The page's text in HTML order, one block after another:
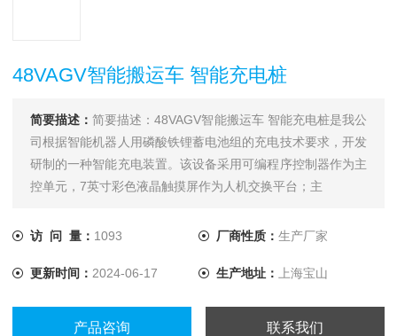
48VAGV智能搬运车 智能充电桩
简要描述：简要描述：48VAGV智能搬运车 智能充电桩是我公
司根据智能机器人用磷酸铁锂蓄电池组的充电技术要求，开发
研制的一种智能充电装置。该设备采用可编程序控制器作为主
控单元，7英寸彩色液晶触摸屏作为人机交换平台；主
访 问 量： 1093 厂商性质： 生产厂家
更新时间： 2024-06-17 生产地址： 上海宝山
产品咨询 联系我们